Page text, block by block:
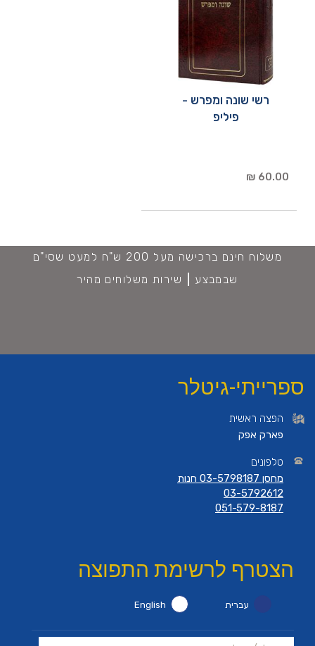
רשי שונה ומפרש -
פיליפ
60.00 ₪
משלוח חינם ברכישה מעל 200 ש"ח למעט שסי"ם
שבמבצע
שירות משלוחים מהיר
ספרייתי-גיטלר
הפצה ראשית
פארק אפק
טלפונים
מחסן 03-5798187 חנות
03-5792612
051-579-8187
הצטרף לרשימת התפוצה
עברית English